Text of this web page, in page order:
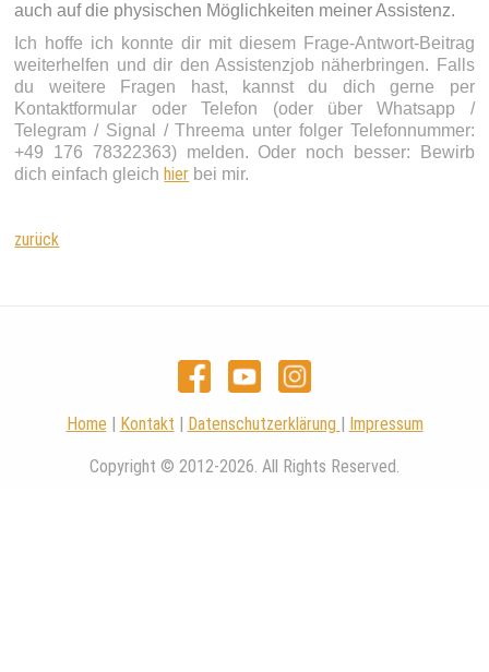
auch auf die physischen Möglichkeiten meiner Assistenz.
Ich hoffe ich konnte dir mit diesem Frage-Antwort-Beitrag
weiterhelfen und dir den Assistenzjob näherbringen. Falls
du weitere Fragen hast, kannst du dich gerne per
Kontaktformular oder Telefon (oder über Whatsapp /
Telegram / Signal / Threema unter folger Telefonnummer:
+49 176 78322363) melden. Oder noch besser: Bewirb
dich einfach gleich hier bei mir.
zurück
Home Kontakt Datenschutzerklärung Impressum
Copyright © 2012-2026. All Rights Reserved.